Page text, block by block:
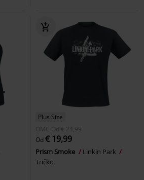
Plus Size
OMC Od € 24,99
Od € 19,99
Prism Smoke
Linkin Park
Tričko